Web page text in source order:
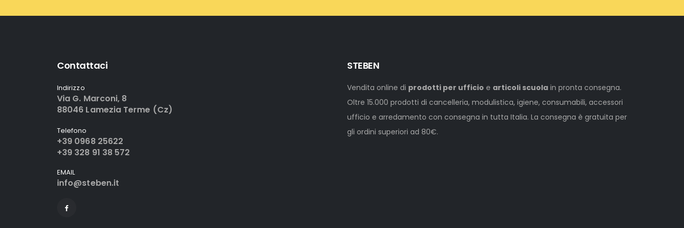
Contattaci
Indirizzo
Via G. Marconi, 8
88046 Lamezia Terme (Cz)
Telefono
+39 0968 25622
+39 328 91 38 572
EMAIL
info@steben.it
STEBEN
Vendita online di prodotti per ufficio e articoli scuola in pronta consegna.
Oltre 15.000 prodotti di cancelleria, modulistica, igiene, consumabili, accessori
ufficio e arredamento con consegna in tutta Italia. La consegna è gratuita per
gli ordini superiori ad 80€.